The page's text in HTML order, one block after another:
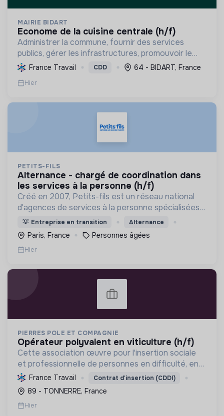
MAIRIE BIDART
econome de la cuisine centrale (h/f)
Administrer la commune, fournir des services
publics, gérer les infrastructures, promouvoir le
tourisme, et mettre en œuvre des politiques pour
une transition écologique et sociale durable.
France Travail CDD 64 - BIDART, France
Hier
PETITS-FILS
alternance - chargé de coordination dans
les services à la personne (h/f)
Créé en 2007, Petits-fils est un réseau national
d'agences de services à la personne spécialisées
dans l'aide à domicile pour les personnes âgées.
💡 Entreprise en transition Alternance
Paris, France Personnes âgées
Hier
PIERRES POLE ET COMPAGNIE
opérateur polyvalent en viticulture (h/f)
Cette association œuvre pour l'insertion sociale
et professionnelle de personnes en difficulté, en
proposant divers services (viticulture, espaces
verts, encombrants, sous-traitance, nettoyage)
contri...
France Travail Contrat d'insertion (CDDI)
89 - TONNERRE, France
Hier